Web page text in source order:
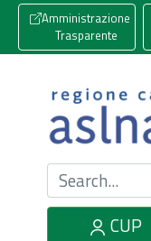
Amministrazione
Trasparente
Cerca nel sito
CUP